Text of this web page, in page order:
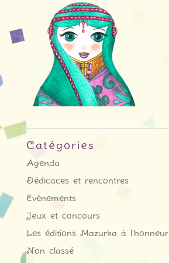
Catégories
Agenda
Dédicaces et rencontres
Evènements
Jeux et concours
Les éditions Mazurka à l'honneur
Non classé